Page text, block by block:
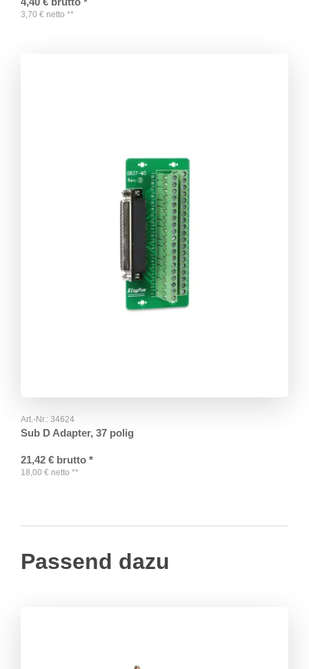
3,70 € netto **
Art.-Nr.: 34624
Sub D Adapter, 37 polig
21,42 € brutto *
18,00 € netto **
Passend dazu